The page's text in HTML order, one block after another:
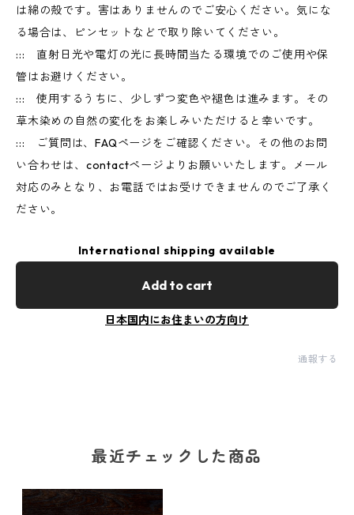
は綿の殻です。害はありませんのでご安心ください。気にな
る場合は、ピンセットなどで取り除いてください。
::: 直射日光や電灯の光に長時間当たる環境でのご使用や保
管はお避けください。
::: 使用するうちに、少しずつ変色や褪色は進みます。その
草木染めの自然の変化をお楽しみいただけると幸いです。
::: ご質問は、FAQページをご確認ください。その他のお問
い合わせは、contactページよりお願いいたします。メール
対応のみとなり、お電話ではお受けできませんのでご了承く
ださい。
International shipping available
Add to cart
日本国内にお住まいの方向け
通報する
最近チェックした商品